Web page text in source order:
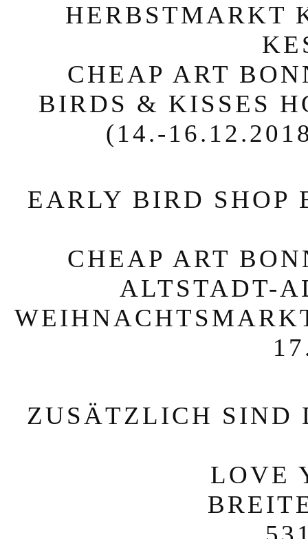
HERBSTMARKT
CHEAP ART
BIRDS & KISSES
(14.-
EARLY BIRD SHOP
CHEAP ART
ALTSTADT-
ZUSÄTZLICH SIND
LOVE